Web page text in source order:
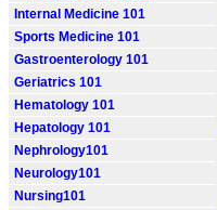
Internal Medicine 101
Sports Medicine 101
Gastroenterology 101
Geriatrics 101
Hematology 101
Hepatology 101
Nephrology101
Neurology101
Nursing101